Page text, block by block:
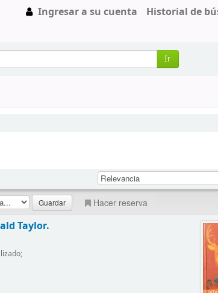
Ingresar a su cuenta Historial de
Ir
Hacer reserva
Taylor.